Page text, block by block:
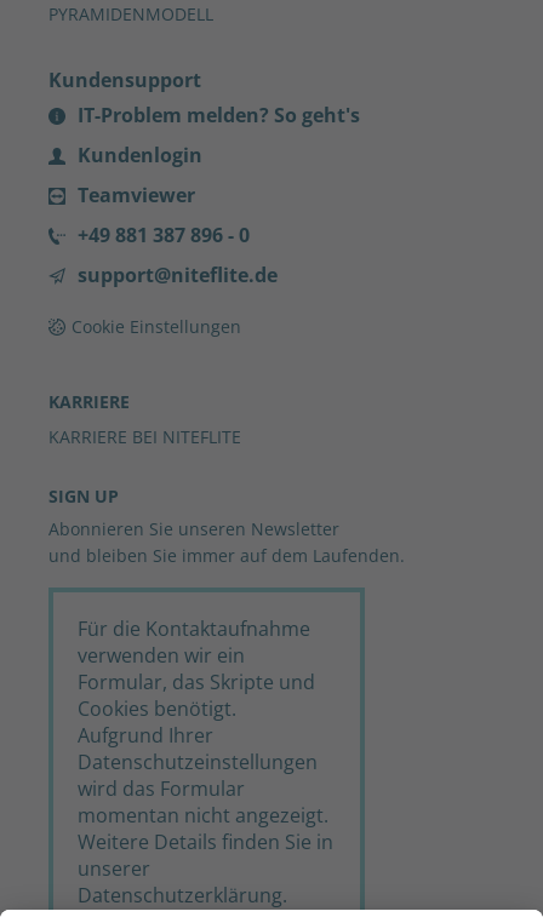
PYRAMIDENMODELL
Kundensupport
IT-Problem melden? So geht's
Kundenlogin
Teamviewer
+49 881 387 896 - 0
support@niteflite.de
Cookie Einstellungen
KARRIERE
KARRIERE BEI NITEFLITE
SIGN UP
Abonnieren Sie unseren Newsletter
und bleiben Sie immer auf dem Laufenden.
Für die Kontaktaufnahme
verwenden wir ein
Formular, das Skripte und
Cookies benötigt.
Aufgrund Ihrer
Datenschutzeinstellungen
wird das Formular
momentan nicht angezeigt.
Weitere Details finden Sie in
unserer
Datenschutzerklärung.